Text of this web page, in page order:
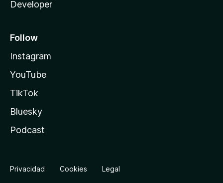
Developer
Follow
Instagram
YouTube
TikTok
Bluesky
Podcast
Privacidad Cookies Legal